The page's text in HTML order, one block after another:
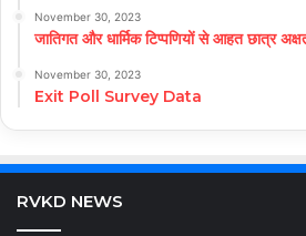
November 30, 2023
जातिगत और धार्मिक टिप्पणियों से आहत छात्र
November 30, 2023
Exit Poll Survey Data
RVKD NEWS